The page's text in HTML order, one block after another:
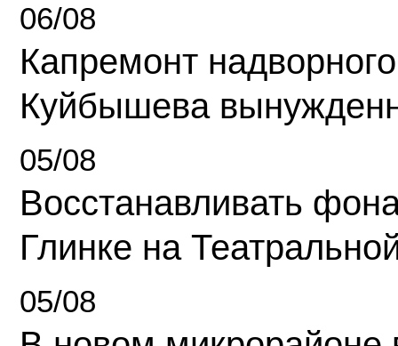
06/08
Капремонт
Куйбышева
05/08
Восстанавливать
Глинке на
05/08